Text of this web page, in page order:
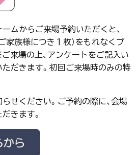
ムからご来場予約いただくと、
ご家族様につき１枚）をもれなくプ
ご来場の上、アンケートをご記入い
だきます。初回ご来場時のみの特
せください。ご予約の際に、会場
きます。